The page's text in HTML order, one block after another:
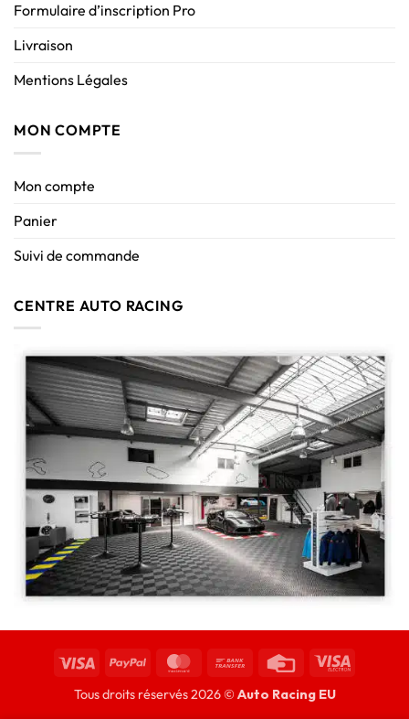
Formulaire d’inscription Pro
Livraison
Mentions Légales
MON COMPTE
Mon compte
Panier
Suivi de commande
CENTRE AUTO RACING
Tous droits réservés 2026 © Auto Racing EU